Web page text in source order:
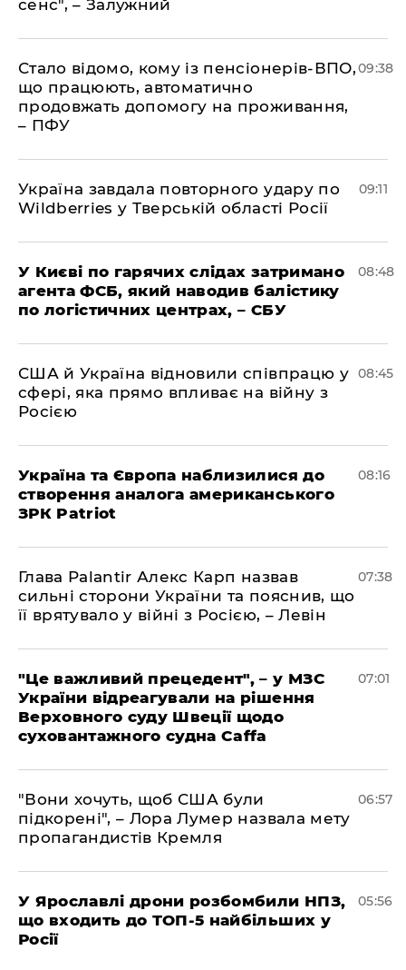
сенс", – Залужний
Стало відомо, кому із пенсіонерів-ВПО,
що працюють, автоматично
продовжать допомогу на проживання,
– ПФУ
09:38
Україна завдала повторного удару по
Wildberries у Тверській області Росії
09:11
У Києві по гарячих слідах затримано
агента ФСБ, який наводив балістику
по логістичних центрах, – СБУ
08:48
США й Україна відновили співпрацю у
сфері, яка прямо впливає на війну з
Росією
08:45
Україна та Європа наблизилися до
створення аналога американського
ЗРК Patriot
08:16
Глава Palantir Алекс Карп назвав
сильні сторони України та пояснив, що
її врятувало у війні з Росією, – Левін
07:38
"Це важливий прецедент", – у МЗС
України відреагували на рішення
Верховного суду Швеції щодо
суховантажного судна Caffa
07:01
"Вони хочуть, щоб США були
підкорені", – Лора Лумер назвала мету
пропагандистів Кремля
06:57
У Ярославлі дрони розбомбили НПЗ,
що входить до ТОП-5 найбільших у
Росії
05:56